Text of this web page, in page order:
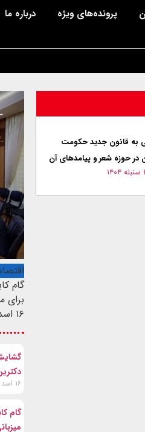
پرونده‌های ویژه درباره ما
به قانون جدید حکومت
در حوزه شعر و پیامدهای آن
گام
برای
۱۶ اسد ۱۴۰۵
۱۶ اسد ۱۴۰۵
گام
میزبانی از